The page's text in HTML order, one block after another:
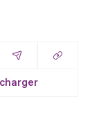
sur LinkedIn
Partager par
Copier